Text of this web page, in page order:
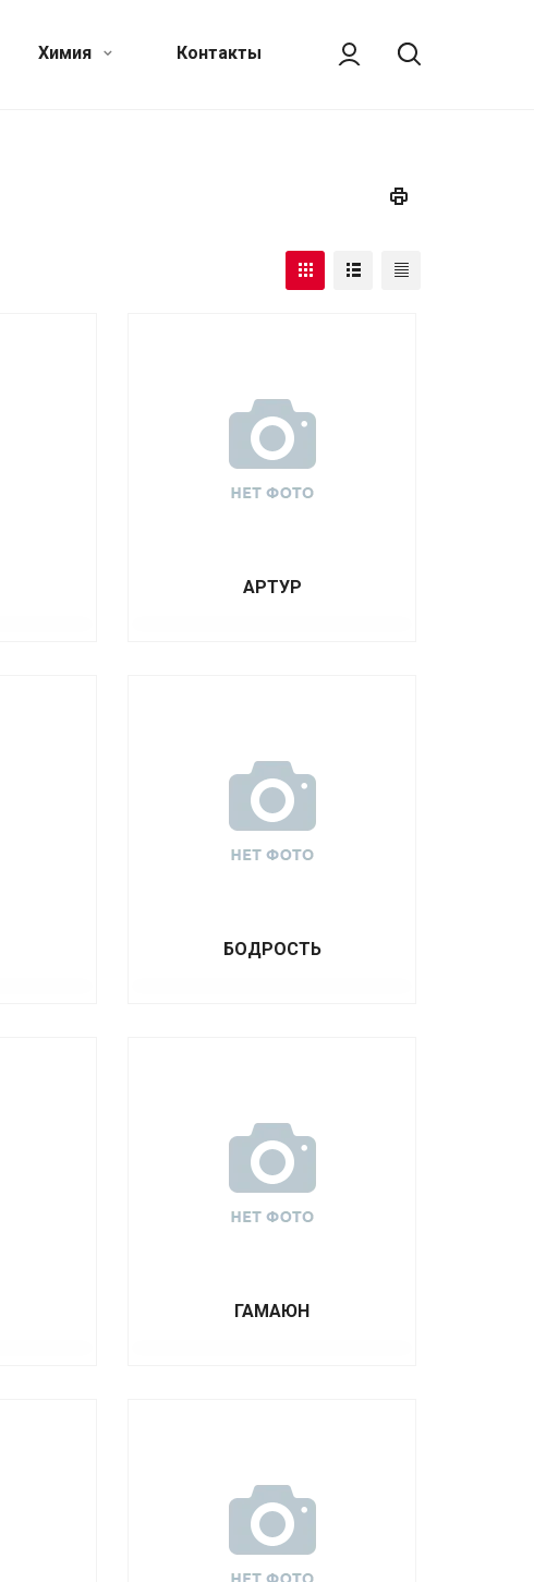
Химия Контакты
АРТУР
БОДРОСТЬ
ГАМАЮН